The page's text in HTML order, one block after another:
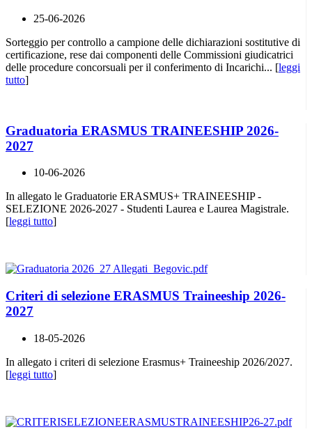
25-06-2026
Sorteggio per controllo a campione delle dichiarazioni sostitutive di
certificazione, rese dai componenti delle Commissioni giudicatrici
delle procedure concorsuali per il conferimento di Incarichi... [leggi
tutto]
Graduatoria ERASMUS TRAINEESHIP 2026-
2027
10-06-2026
In allegato le Graduatorie ERASMUS+ TRAINEESHIP -
SELEZIONE 2026-2027 - Studenti Laurea e Laurea Magistrale.
[leggi tutto]
Criteri di selezione ERASMUS Traineeship 2026-
2027
18-05-2026
In allegato i criteri di selezione Erasmus+ Traineeship 2026/2027.
[leggi tutto]